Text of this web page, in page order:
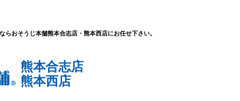
らおそうじ本舗熊本合志店・熊本西店にお任せ下さい。
熊本合志店
熊本西店